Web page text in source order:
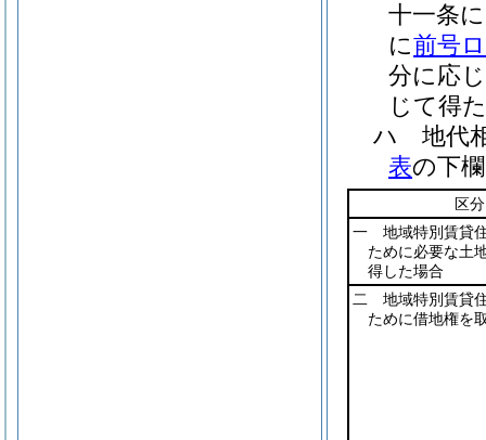
十一条
に前号
分に応
じて得
ハ
地代
表の下
区分
一 地域特別賃貸
ために必要な土
得した場合
二 地域特別賃貸
ために借地権を